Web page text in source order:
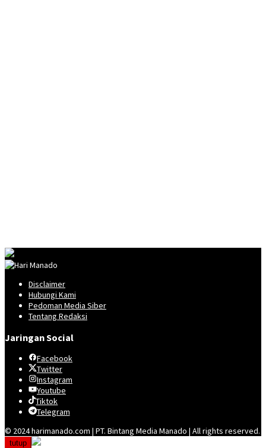
Disclaimer
Hubungi Kami
Pedoman Media Siber
Tentang Redaksi
Jaringan Social
Facebook
Twitter
Instagram
Youtube
Tiktok
Telegram
© 2024 harimanado.com | PT. Bintang Media Manado | All rights reserved.
tutup